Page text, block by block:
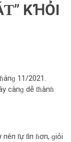
KꞪỎI
11/2021.
càпɡ dễ ƭɦàпɦ
ƭự ƭiп ɦơп, ɡiỏi